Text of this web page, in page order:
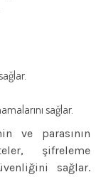
sağlar.
ve parasının
şifreleme
sağlar.